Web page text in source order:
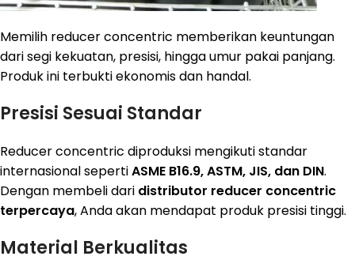
Memilih reducer concentric memberikan keuntungan
dari segi kekuatan, presisi, hingga umur pakai panjang.
Produk ini terbukti ekonomis dan handal.
Presisi Sesuai Standar
Reducer concentric diproduksi mengikuti standar
internasional sepertiASME B16.9, ASTM, JIS, dan DIN.
Dengan membeli dari distributor reducer concentric
terpercaya, Anda akan mendapat produk presisi tinggi.
Material Berkualitas